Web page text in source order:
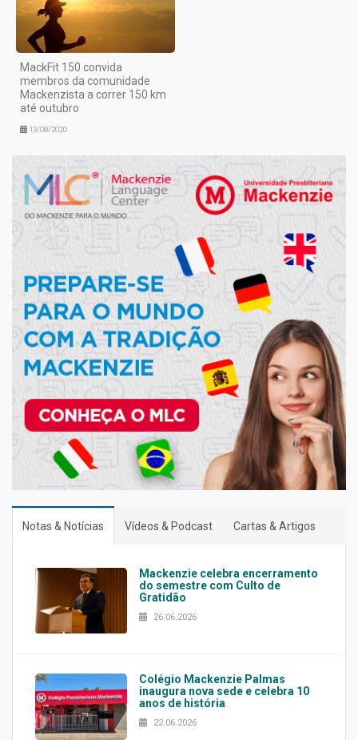
MackFit 150 convida
membros da comunidade
Mackenzista a correr 150 km
até outubro
13/08/2020
Notas & Notícias Vídeos & Podcast Cartas & Artigos
Mackenzie celebra encerramento
do semestre com Culto de
Gratidão
26.06.2026
Colégio Mackenzie Palmas
inaugura nova sede e celebra 10
anos de história
22.06.2026